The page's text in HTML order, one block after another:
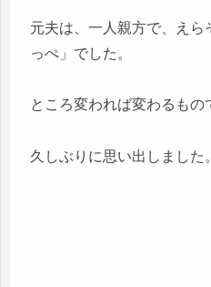
元夫は、一人親方で、えら
っぺ」でした。
ところ変われば変わるもの
久しぶりに思い出しました。